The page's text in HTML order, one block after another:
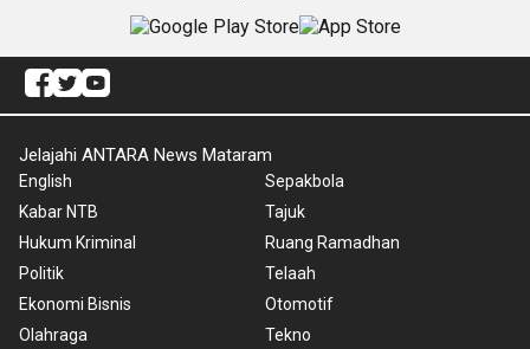
Jelajahi ANTARA News Mataram
English
Kabar NTB
Hukum Kriminal
Politik
Ekonomi Bisnis
Olahraga
Sepakbola
Tajuk
Ruang Ramadhan
Telaah
Otomotif
Tekno